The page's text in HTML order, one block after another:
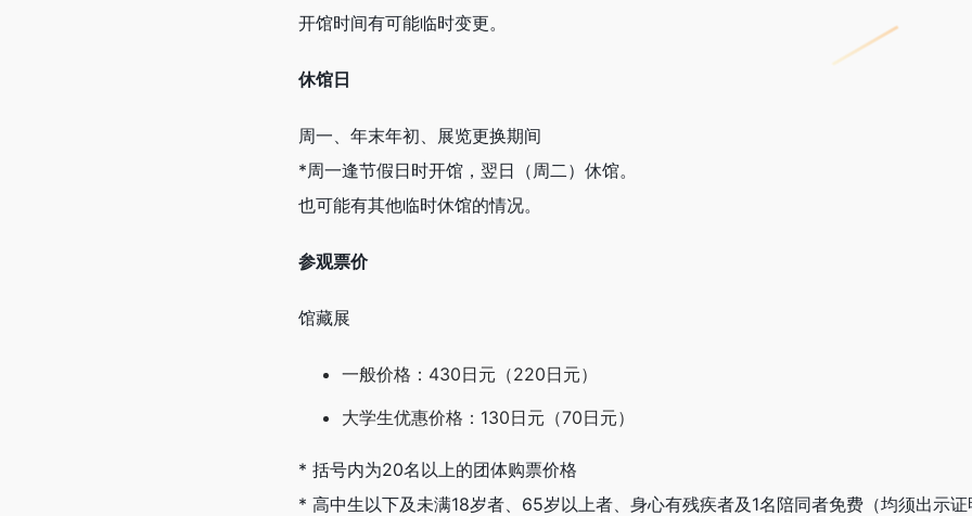
开馆时间有可能临时变更。
休馆日
周一、年末年初、展览更换期间
*周一逢节假日时开馆，翌日（周二）休馆。
也可能有其他临时休馆的情况。
参观票价
馆藏展
一般价格：430日元（220日元）
大学生优惠价格：130日元（70日元）
* 括号内为20名以上的团体购票价格
* 高中生以下及未满18岁者、65岁以上者、身心有残疾者及1名陪同者免费（均须出示证